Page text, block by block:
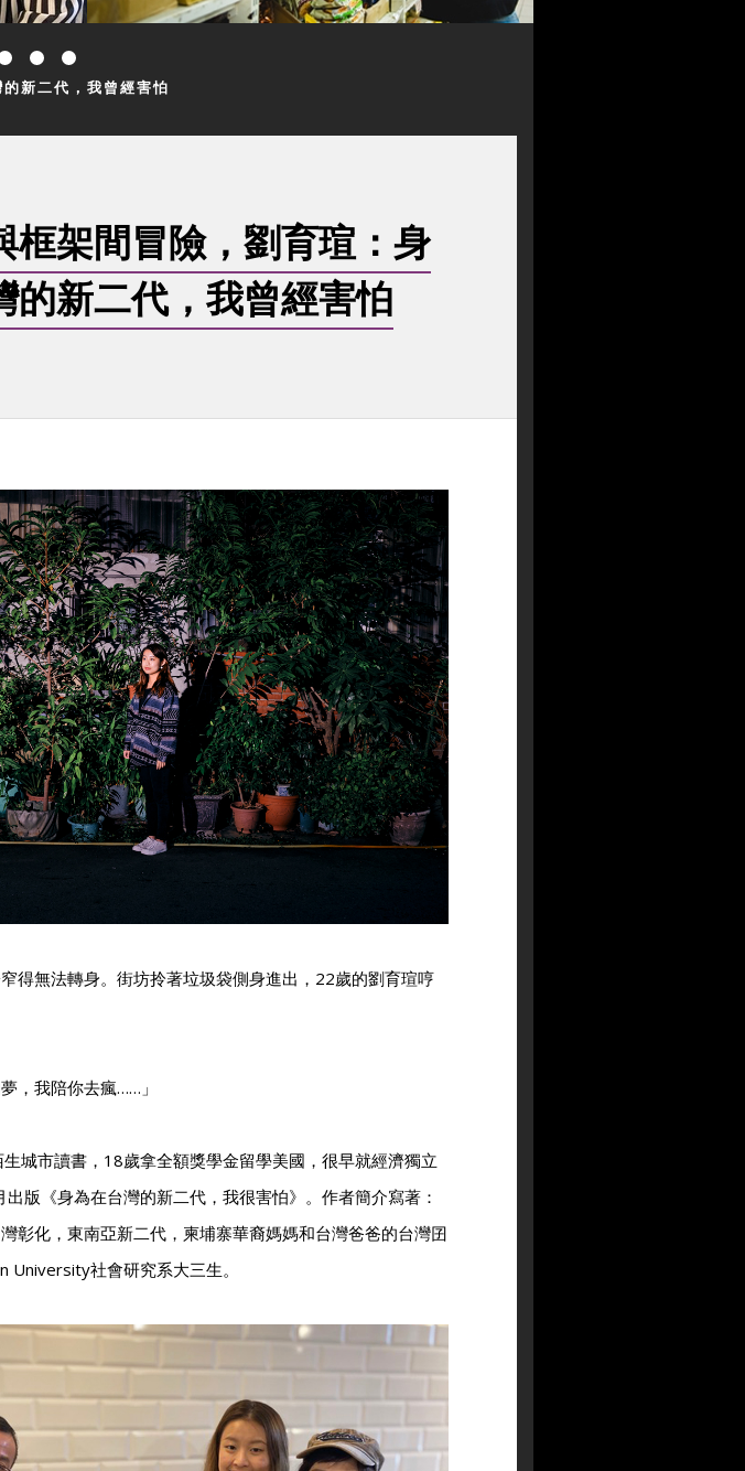
新二代，我曾經害怕
框架間冒險，劉育瑄：身
的新二代，我曾經害怕
得無法轉身。街坊拎著垃圾袋側身進出，22歲的劉育瑄哼
，我陪你去瘋……」
城市讀書，18歲拿全額獎學金留學美國，很早就經濟獨立
版《身為在台灣的新二代，我很害怕》。作者簡介寫著：
彰化，東南亞新二代，柬埔寨華裔媽媽和台灣爸爸的台灣囝
University社會研究系大三生。